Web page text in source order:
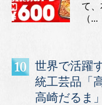
て、
（...
世界で活躍
統工芸品「
高崎だるま